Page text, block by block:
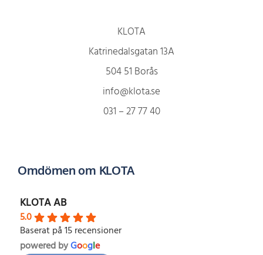
KLOTA
Katrinedalsgatan 13A
504 51 Borås
info@klota.se
031 – 27 77 40
Omdömen om KLOTA
KLOTA AB
5.0
Baserat på 15 recensioner
powered byGoogle